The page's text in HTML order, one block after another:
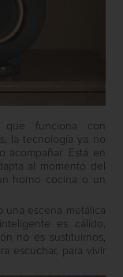
funciona con
la tecnología ya no
acompañar. Está en
al momento del
horno cocina o un
una escena metálica
es cálido,
no es sustituirnos,
escuchar, para vivir